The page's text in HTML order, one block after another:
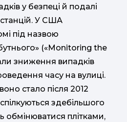
у безпеці й подалі
У США
під назвою
(«Monitoring the
зниження випадків
часу на вулиці.
стало після 2012
спілкуються здебільшого
обмінюватися плітками,